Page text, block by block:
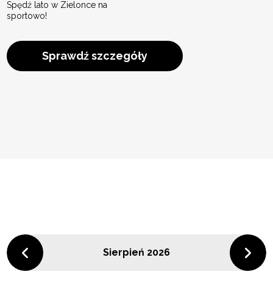
Spędź lato w Zielonce na
sportowo!
Sprawdź szczegóły
Sierpień 2026